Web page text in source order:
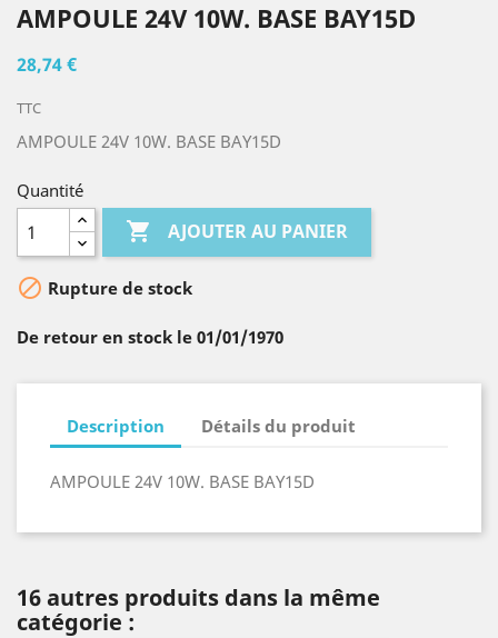
AMPOULE 24V 10W. BASE BAY15D
28,74 €
TTC
AMPOULE 24V 10W. BASE BAY15D
Quantité
 AJOUTER AU PANIER
 Rupture de stock
De retour en stock le 01/01/1970
Description Détails du produit
AMPOULE 24V 10W. BASE BAY15D
16 autres produits dans la même
catégorie :